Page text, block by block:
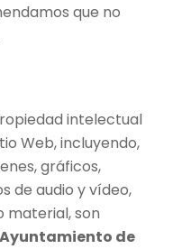
que no
intelectual
Web, incluyendo,
gráficos,
de audio y vídeo,
material, son
de